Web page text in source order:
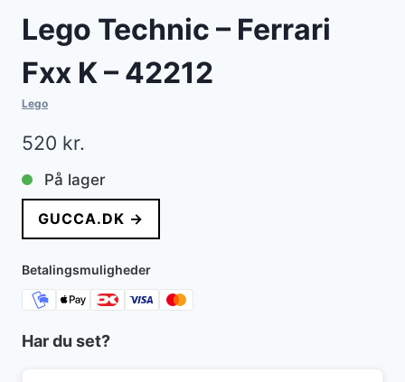
Lego Technic – Ferrari
Fxx K – 42212
Lego
520 kr.
På lager
GUCCA.DK →
Betalingsmuligheder
Har du set?